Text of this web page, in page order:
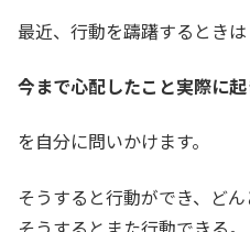
最近、行動を躊躇するときは
今まで心配したこと実際に
を自分に問いかけます。
そうすると行動ができ、ど